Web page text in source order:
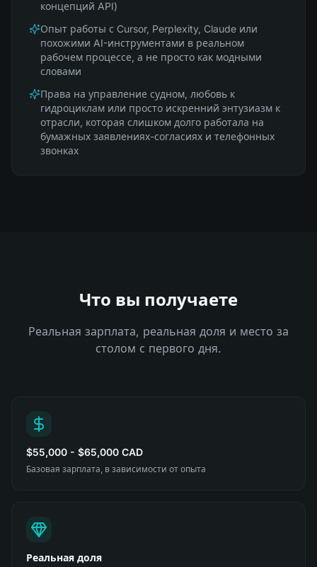
концепций API)
Опыт работы с Cursor, Perplexity, Claude или
похожими AI-инструментами в реальном
рабочем процессе, а не просто как модными
словами
Права на управление судном, любовь к
гидроциклам или просто искренний энтузиазм к
отрасли, которая слишком долго работала на
бумажных заявлениях-согласиях и телефонных
звонках
Что вы получаете
Реальная зарплата, реальная доля и место за
столом с первого дня.
$55,000 - $65,000 CAD
Базовая зарплата, в зависимости от опыта
Реальная доля